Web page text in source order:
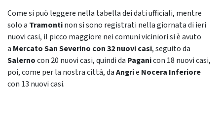
Come si può leggere nella tabella dei dati ufficiali, mentre
solo a Tramontinon si sono registrati nella giornata di ieri
nuovi casi, il picco maggiore nei comuni viciniori si è avuto
a Mercato San Severino con 32 nuovi casi, seguito da
Salernocon 20 nuovi casi, quindi da Paganicon 18 nuovi casi,
poi, come per la nostra città, daAngrie Nocera Inferiore
con 13 nuovi casi.